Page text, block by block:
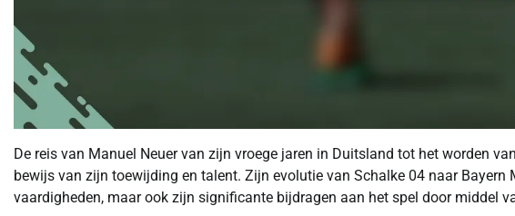
De reis van Manuel Neuer van zijn vroege jaren in Duitsland tot het worden
bewijs van zijn toewijding en talent. Zijn evolutie van Schalke 04 naar
vaardigheden, maar ook zijn significante bijdragen aan het spel door middel